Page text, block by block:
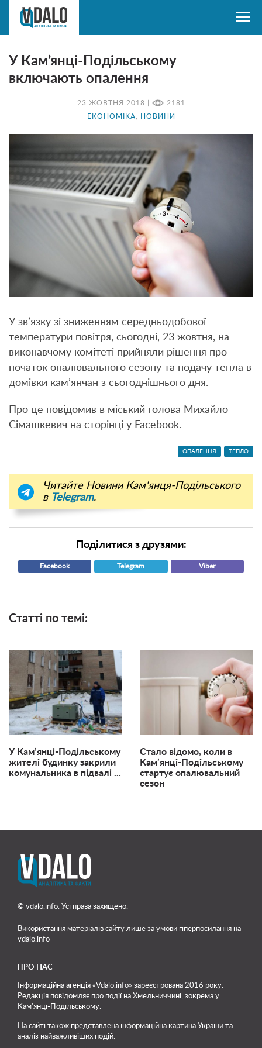
23 ЖОВТНЯ 2018 | 2181
ЕКОНОМІКА НОВИНИ
У Кам’янці-Подільському
включають опалення
У зв’язку зі зниженням середньодобової
температури повітря, сьогодні, 23 жовтня, на
виконавчому комітеті прийняли рішення про
початок опалювального сезону та подачу тепла в
домівки кам’янчан з сьогоднішнього дня.
Про це повідомив в міський голова Михайло
Сімашкевич на сторінці у Facebook.
ОПАЛЕННЯ ТЕПЛО
Читайте Новини Кам'янця-Подільського
в Telegram.
Поділитися з друзями:
Facebook Telegram Viber
Статті по темі:
У Кам’янці-Подільському
жителі будинку закрили
комунальника в підвалі ...
Стало відомо, коли в
Кам’янці-Подільському
стартує опалювальний
сезон
© vdalo.info. Усі права захищено.
Використання матеріалів сайту лише за умови гіперпосилання на
vdalo.info
ПРО НАС
Інформаційна агенція «Vdalo.info» зареєстрована 2016 року.
Редакція повідомляє про події на Хмельниччині, зокрема у
Кам'янці-Подільському.
На сайті також представлена інформаційна картина України та
аналіз найважливіших подій.